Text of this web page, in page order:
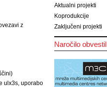
z
ulx3s, uporabo
Aktualni projekti
Koprodukcije
Zaključeni projekti
Naročilo obvestil